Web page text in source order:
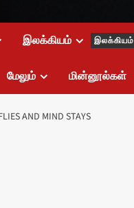
இலக்கியம் இலக்கியம்
மேலும் மின்னூல்கள்
AND MIND STAYS